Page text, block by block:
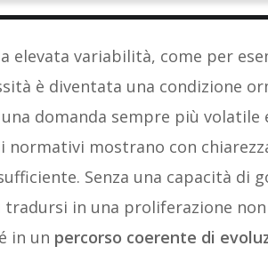
elevata variabilità, come per
è diventata una condizione
domanda sempre più volatile
mostrano con
Senza una capacità di
in una proliferazione
in un percorso coerente di